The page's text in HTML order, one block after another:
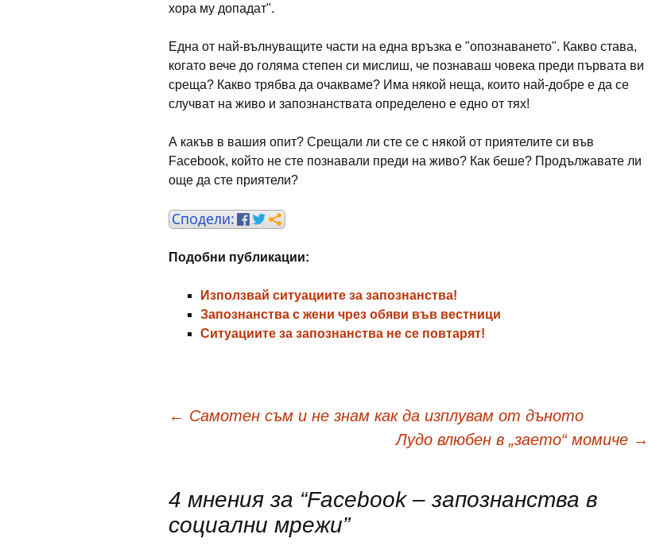
хора му допадат".
Една от най-вълнуващите части на една връзка е "опознаването". Какво става,
когато вече до голяма степен си мислиш, че познаваш човека преди първата ви
среща? Какво трябва да очакваме? Има някой неща, които най-добре е да се
случват на живо и запознанствата определено е едно от тях!
А какъв в вашия опит? Срещали ли сте се с някой от приятелите си във
Facebook, който не сте познавали преди на живо? Как беше? Продължавате ли
още да сте приятели?
Подобни публикации:
Използвай ситуациите за запознанства!
Запознанства с жени чрез обяви във вестници
Ситуациите за запознанства не се повтарят!
Навигация
публикациите
← Самотен съм и не знам как да изплувам от дъното
Лудо влюбен в „заето“ момиче →
4 мнения за “Facebook – запознанства в
социални мрежи”